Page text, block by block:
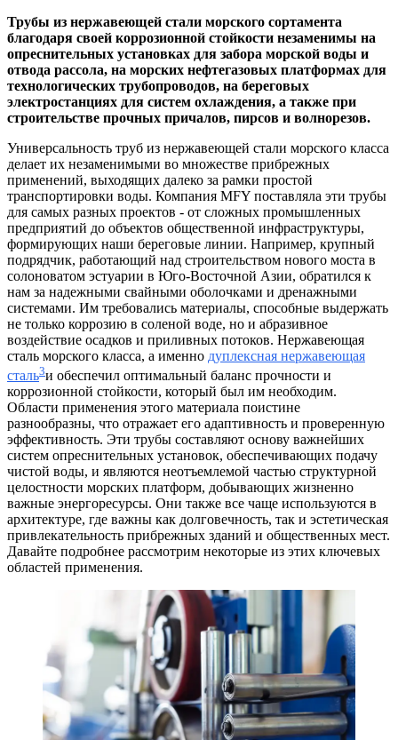
Трубы из нержавеющей стали морского сортамента
благодаря своей коррозионной стойкости незаменимы на
опреснительных установках для забора морской воды и
отвода рассола, на морских нефтегазовых платформах для
технологических трубопроводов, на береговых
электростанциях для систем охлаждения, а также при
строительстве прочных причалов, пирсов и волнорезов.
Универсальность труб из нержавеющей стали морского класса
делает их незаменимыми во множестве прибрежных
применений, выходящих далеко за рамки простой
транспортировки воды. Компания MFY поставляла эти трубы
для самых разных проектов - от сложных промышленных
предприятий до объектов общественной инфраструктуры,
формирующих наши береговые линии. Например, крупный
подрядчик, работающий над строительством нового моста в
солоноватом эстуарии в Юго-Восточной Азии, обратился к
нам за надежными свайными оболочками и дренажными
системами. Им требовались материалы, способные выдержать
не только коррозию в соленой воде, но и абразивное
воздействие осадков и приливных потоков. Нержавеющая
сталь морского класса, а именно дуплексная нержавеющая
сталь3и обеспечил оптимальный баланс прочности и
коррозионной стойкости, который был им необходим.
Области применения этого материала поистине
разнообразны, что отражает его адаптивность и проверенную
эффективность. Эти трубы составляют основу важнейших
систем опреснительных установок, обеспечивающих подачу
чистой воды, и являются неотъемлемой частью структурной
целостности морских платформ, добывающих жизненно
важные энергоресурсы. Они также все чаще используются в
архитектуре, где важны как долговечность, так и эстетическая
привлекательность прибрежных зданий и общественных мест.
Давайте подробнее рассмотрим некоторые из этих ключевых
областей применения.